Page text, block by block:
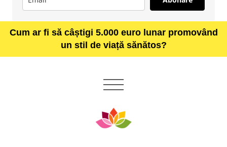
Cum ar fi să câștigi 5.000 euro lunar promovând
un stil de viață sănătos?